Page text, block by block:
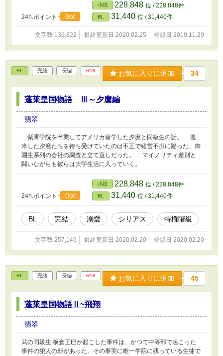
24h.ポイント 0pt
小説 228,848 位 / 228,848件
BL 31,440 位 / 31,440件
文字数 136,822 最終更新日 2020.02.25 登録日 2019.11.29
BL 完結 長編 R18 お気に入りに追加 34
蓬莱皇国物語 Ⅲ～夕麿編
翡翠
紫霄学院を卒業してアメリカ留学した夕麿と同級生の話。 渡
米した夕麿たちを待ち受けていたのは不正で経営不振に陥った、御
園生系列の会社の調査と立て直しだった。 マイノリティ差別と
闘いながらも彼らは大学生活に入っていく。
24h.ポイント 0pt
小説 228,848 位 / 228,848件
BL 31,440 位 / 31,440件
BL 完結 溺愛 シリアス 特権階級
文字数 257,149 最終更新日 2020.02.20 登録日 2020.02.20
BL 完結 長編 R18 お気に入りに追加 45
蓬莱皇国物語Ⅱ~飛翔
翡翠
武の同級生 板倉正巳が起こした事件は、かつて中等部で起こった
事件の犯人の影があった。その事実に唯一学院に残っている生徒で